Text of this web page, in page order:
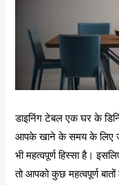
डाइनिंग टेबल एक घर के
आपके खाने के समय के लिए
भी महत्वपूर्ण हिस्सा है।
तो आपको कुछ महत्वपूर्ण